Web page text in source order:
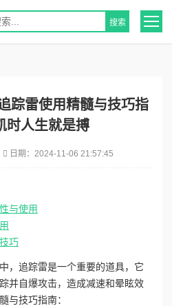
踪雷使用精髓与技巧指
时人生就是搏
日期： 2024-11-06 21:57:45
与使用
巧
，追踪雷是一个重要的道具，它
并自爆攻击，造成减速和晕眩效
与技巧指南：